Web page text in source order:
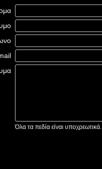
Όλα τα πεδία είναι υποχρεωτικά.